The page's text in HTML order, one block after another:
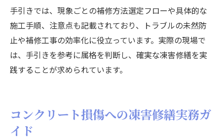
手引きでは、現象ごとの補修方法選定フローや具体的な
施工手順、注意点も記載されており、トラブルの未然防
止や補修工事の効率化に役立っています。実際の現場で
は、手引きを参考に属格を判断し、確実な凍害修繕を実
践することが求められています。
コンクリート損傷への凍害修繕実務ガ
イド